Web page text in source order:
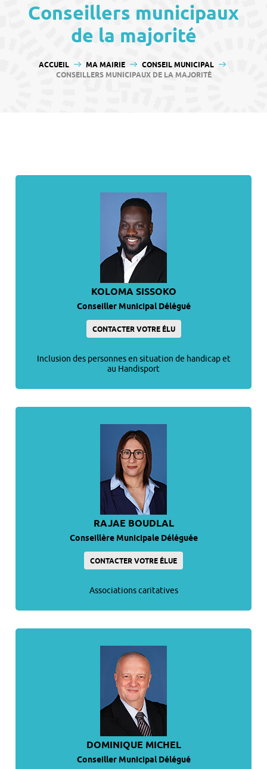
Conseillers municipaux
de la majorité
VOUS ÊTES ICI :
ACCUEIL MA MAIRIE
CONSEIL MUNICIPAL
CONSEILLERS MUNICIPAUX DE LA MAJORITÉ
KOLOMA SISSOKO
Conseiller Municipal Délégué
CONTACTER VOTRE ÉLU
Inclusion des personnes en situation de handicap et
au Handisport
RAJAE BOUDLAL
Conseillère Municipale Déléguée
CONTACTER VOTRE ÉLUE
Associations caritatives
DOMINIQUE MICHEL
Conseiller Municipal Délégué